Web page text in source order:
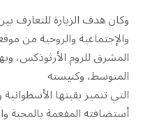
وكان هدف الزيارة للتعارف
والإجتماعية والروحية من
المشرق للروم الأرثوذكس،
المتوسط، وكنيسته
التي تتميز بقبتها
أستضافته المفعمة بالمحبة